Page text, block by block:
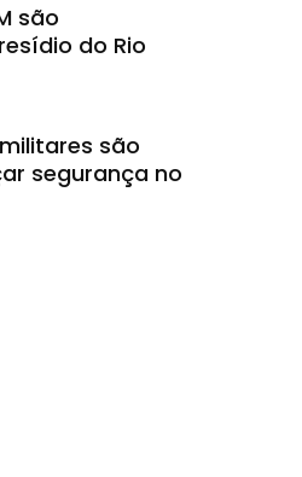
são
do Rio
são
segurança no